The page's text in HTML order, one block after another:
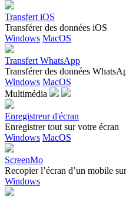
Transfert iOS
Transférer des données iOS
Windows MacOS
Transfert WhatsApp
Transférer des données
Windows MacOS
Multimédia
Enregistreur d'écran
Enregistrer tout sur votre écran
Windows MacOS
ScreenMo
Recopier l’écran d’un mobile
Windows